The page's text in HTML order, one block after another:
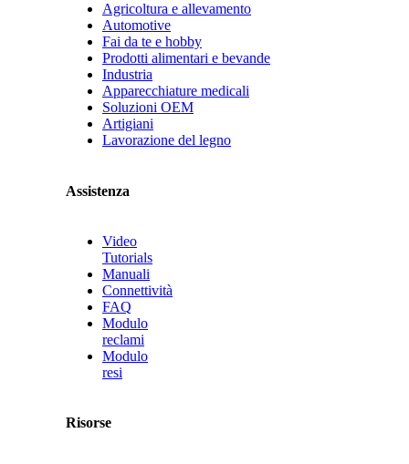
Agricoltura e allevamento
Automotive
Fai da te e hobby
Prodotti alimentari e bevande
Industria
Apparecchiature medicali
Soluzioni OEM
Artigiani
Lavorazione del legno
Assistenza
Video
Tutorials
Manuali
Connettività
FAQ
Modulo
reclami
Modulo
resi
Risorse